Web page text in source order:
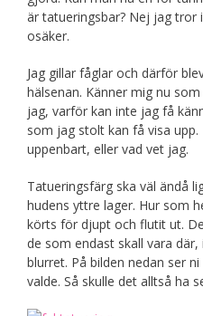
är tatueringsbar? Nej jag tror
osäker.
Jag gillar fåglar och därför
hälsenan. Känner mig nu
jag, varför kan inte jag få
som jag stolt kan få visa
uppenbart, eller vad vet jag.
Tatueringsfärg ska väl ändå
hudens yttre lager. Hur som
körts för djupt och flutit ut.
de som endast skall vara
blurret. På bilden nedan ser
valde. Så skulle det alltså ha